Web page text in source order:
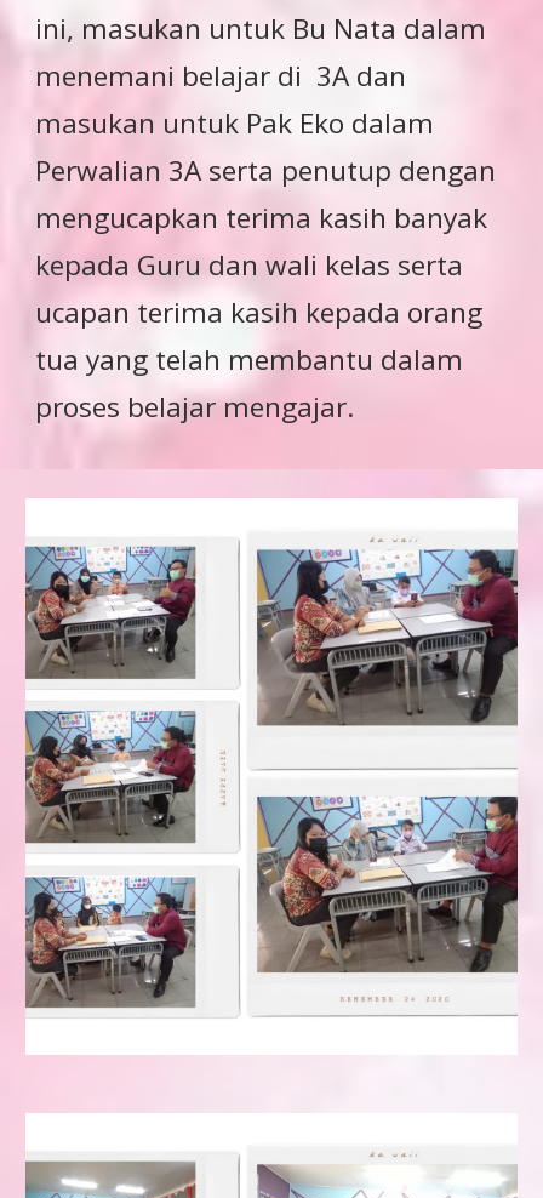
ini, masukan untuk Bu Nata dalam
menemani belajar di 3A dan
masukan untuk Pak Eko dalam
Perwalian 3A serta penutup dengan
mengucapkan terima kasih banyak
kepada Guru dan wali kelas serta
ucapan terima kasih kepada orang
tua yang telah membantu dalam
proses belajar mengajar.